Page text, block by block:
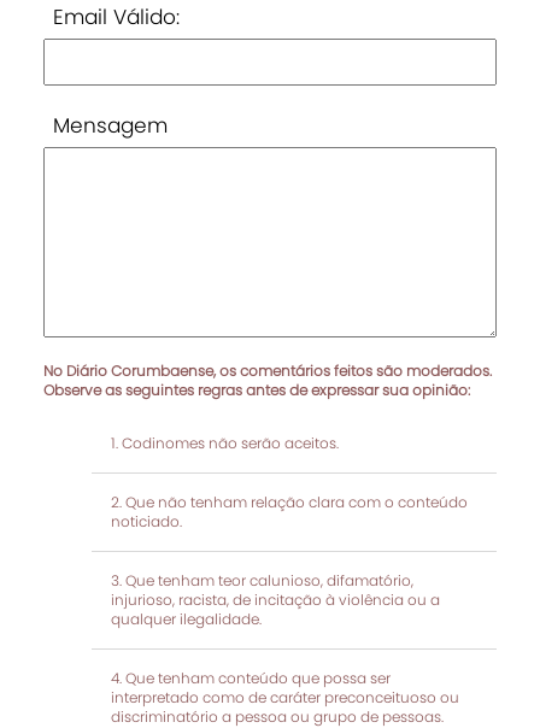
Email Válido:
Mensagem
No Diário Corumbaense, os comentários feitos são moderados.
Observe as seguintes regras antes de expressar sua opinião:
Codinomes não serão aceitos.
Que não tenham relação clara com o conteúdo
noticiado.
Que tenham teor calunioso, difamatório,
injurioso, racista, de incitação à violência ou a
qualquer ilegalidade.
Que tenham conteúdo que possa ser
interpretado como de caráter preconceituoso ou
discriminatório a pessoa ou grupo de pessoas.